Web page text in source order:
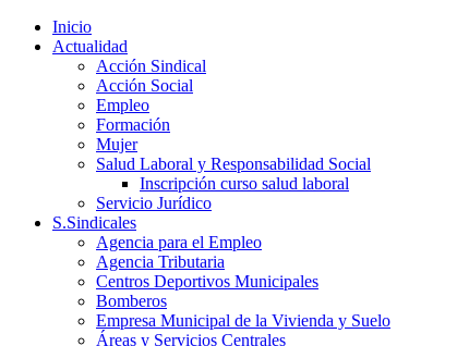
Inicio
Actualidad
Acción Sindical
Acción Social
Empleo
Formación
Mujer
Salud Laboral y Responsabilidad Social
Inscripción curso salud laboral
Servicio Jurídico
S.Sindicales
Agencia para el Empleo
Agencia Tributaria
Centros Deportivos Municipales
Bomberos
Empresa Municipal de la Vivienda y Suelo
Áreas y Servicios Centrales